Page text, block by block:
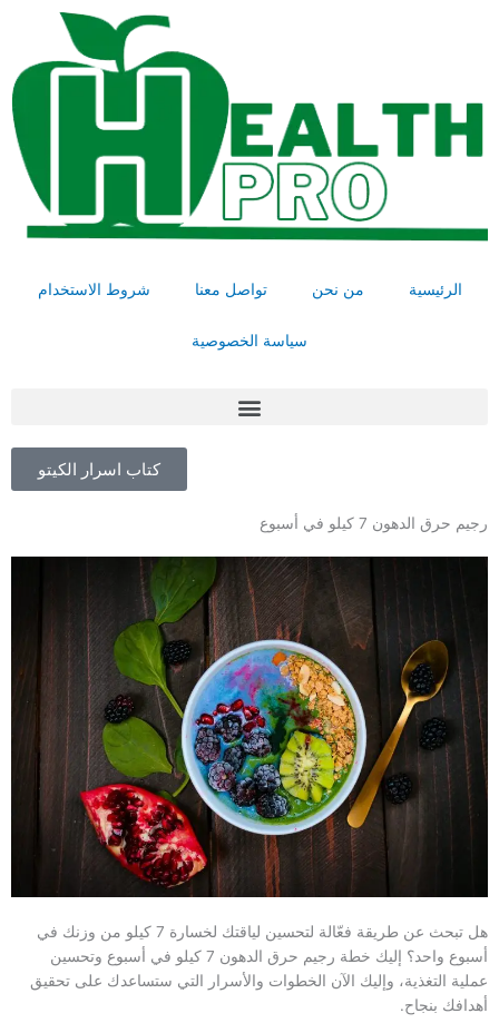
الرئيسية من نحن تواصل معنا شروط الاستخدام
سياسة الخصوصية
Menu
كتاب اسرار الكيتو
رجيم حرق الدهون 7 كيلو في أسبوع
هل تبحث عن طريقة فعّالة لتحسين لياقتك لخسارة 7 كيلو من وزنك في
أسبوع واحد؟ إليك خطة رجيم حرق الدهون 7 كيلو في أسبوع وتحسين
عملية التغذية، وإليك الآن الخطوات والأسرار التي ستساعدك على تحقيق
أهدافك بنجاح.